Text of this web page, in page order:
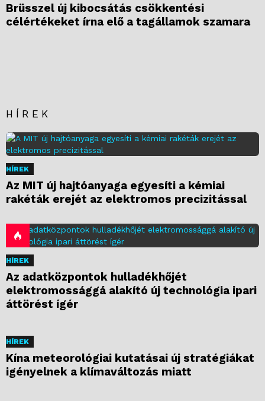
Brüsszel új kibocsátás csökkentési
célértékeket írna elő a tagállamok szamara
HÍREK
HÍREK
Az MIT új hajtóanyaga egyesíti a kémiai
rakéták erejét az elektromos precizitással
HÍREK
Az adatközpontok hulladékhőjét
elektromossággá alakító új technológia ipari
áttörést ígér
HÍREK
Kína meteorológiai kutatásai új stratégiákat
igényelnek a klímaváltozás miatt